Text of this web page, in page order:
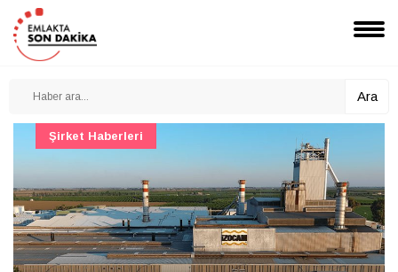
Ara
Şirket Haberleri